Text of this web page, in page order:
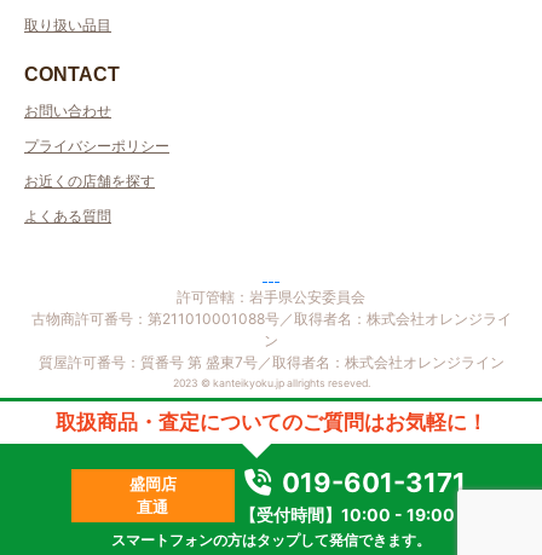
取り扱い品目
CONTACT
お問い合わせ
プライバシーポリシー
お近くの店舗を探す
よくある質問
許可管轄：岩手県公安委員会
古物商許可番号：第211010001088号／取得者名：株式会社オレンジライ
ン
質屋許可番号：質番号 第 盛東7号／取得者名：株式会社オレンジライン
2023 © kanteikyoku.jp allrights reseved.
取扱商品・査定についてのご質問はお気軽に！
盛岡店
直通
019-601-3171
【受付時間】10:00 - 19:00
スマートフォンの方はタップして発信できます。